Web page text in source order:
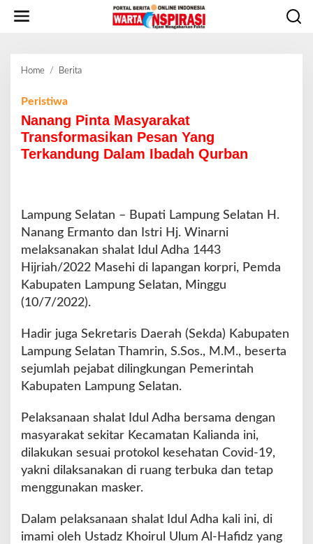
Home / Berita
a
n
g
P
a
a
s
y
a
r
a
a
t
T
a
s
f
o
m
a
i
k
Peristiwa
Nanang Pinta Masyarakat
Transformasikan Pesan Yang
Terkandung Dalam Ibadah Qurban
Lampung Selatan – Bupati Lampung Selatan H.
Nanang Ermanto dan Istri Hj. Winarni
melaksanakan shalat Idul Adha 1443
Hijriah/2022 Masehi di lapangan korpri, Pemda
Kabupaten Lampung Selatan, Minggu
(10/7/2022).
Hadir juga Sekretaris Daerah (Sekda) Kabupaten
Lampung Selatan Thamrin, S.Sos., M.M., beserta
sejumlah pejabat dilingkungan Pemerintah
Kabupaten Lampung Selatan.
Pelaksanaan shalat Idul Adha bersama dengan
masyarakat sekitar Kecamatan Kalianda ini,
dilakukan sesuai protokol kesehatan Covid-19,
yakni dilaksanakan di ruang terbuka dan tetap
menggunakan masker.
Dalam pelaksanaan shalat Idul Adha kali ini, di
imami oleh Ustadz Khoirul Ulum Al-Hafidz yang